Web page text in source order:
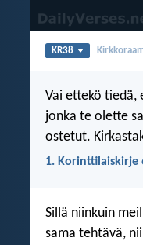
KR38
Vai ettekö tiedä,
jonka te olette
ostetut.
1. Korinttilaiskirje
Sillä niinkuin
sama tehtävä,